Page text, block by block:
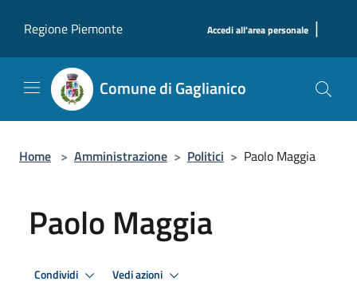
Regione Piemonte
Accedi all'area personale |
Comune di Gaglianico
Home > Amministrazione > Politici > Paolo Maggia
Paolo Maggia
Condividi Vedi azioni